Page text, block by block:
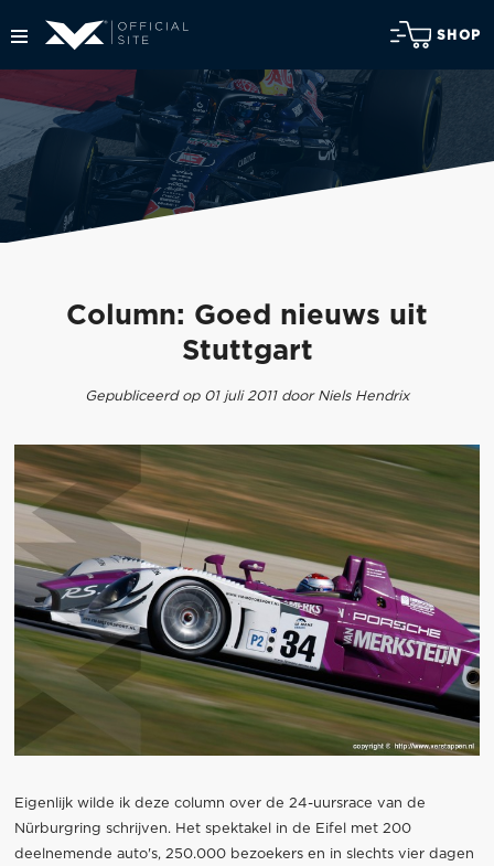
SHOP
Column: Goed nieuws uit
Stuttgart
Gepubliceerd op 01 juli 2011 door Niels Hendrix
Eigenlijk wilde ik deze column over de 24-uursrace van de
Nürburgring schrijven. Het spektakel in de Eifel met 200
deelnemende auto's, 250.000 bezoekers en in slechts vier dagen